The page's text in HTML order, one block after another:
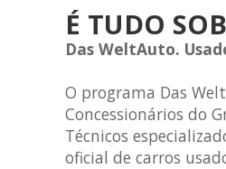
É TUDO
Das WeltAuto.
O programa Das
Concessionários do
Técnicos
oficial de carros